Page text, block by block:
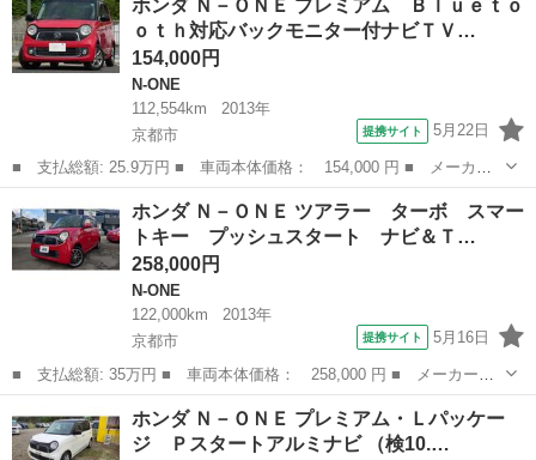
ー・Ａパッケージ ターボ ＣＴＢＡ バックモニター付ナビ ＥＴ
Ｃ キセノン ...
ホンダ Ｎ－ＯＮＥ プレミアム Ｂｌｕｅｔｏ
ｏｔｈ対応バックモニター付ナビＴＶ…
154,000円
N-ONE
112,554km
2013年
京都市
提携サイト 5月22日
■ 支払総額: 25.9万円 ■ 車両本体価格： 154,000 円 ■ メーカー
名： ホンダ ■ 車種名： Ｎ－ＯＮＥ ■ グレード名： プレミア
ム Ｂｌｕｅｔｏｏｔｈ対応バックモニター付ナビＴＶ ＥＴＣ キ
セノン 外品...
N-ONE
ホンダ Ｎ－ＯＮＥ ツアラー ターボ スマー
トキー プッシュスタート ナビ＆Ｔ…
258,000円
N-ONE
122,000km
2013年
京都市
提携サイト 5月16日
■ 支払総額: 35万円 ■ 車両本体価格： 258,000 円 ■ メーカー
名： ホンダ ■ 車種名： Ｎ－ＯＮＥ ■ グレード名： ツアラ
ー ターボ スマートキー プッシュスタート ナビ＆ＴＶ＆ＣＤ＆
Ｂｌｕｅｔｏｏｔｈ...
N-ONE
ホンダ Ｎ－ＯＮＥ プレミアム・Ｌパッケー
ジ Ｐスタートアルミナビ （検10.…